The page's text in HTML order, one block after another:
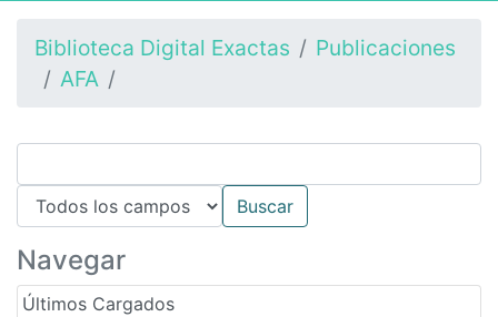
Biblioteca Digital Exactas
Publicaciones
AFA
Navegar
Últimos Cargados